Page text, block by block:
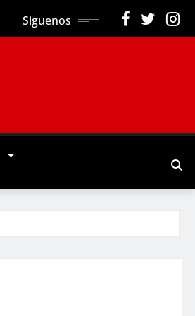
Siguenos